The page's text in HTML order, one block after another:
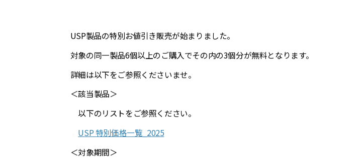
USP製品の特別お値引き販売が始まりました。
対象の同一製品6個以上のご購入でその内の3個分が無料となります。
詳細は以下をご参照くださいませ。
＜該当製品＞
以下のリストをご参照ください。
USP 特別価格一覧_2025
＜対象期間＞